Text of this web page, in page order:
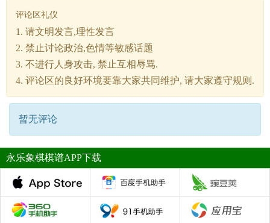
评论区礼仪
1. 请文明发言,理性发言
2. 禁止讨论政治,色情等敏感话题
3. 不进行人身攻击, 禁止互相辱骂.
4. 评论区的良好环境要靠大家共同维护, 请大家遵守规则.
暂无评论
永乐象棋棋谱APP下载